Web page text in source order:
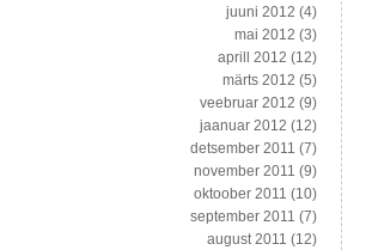
juuni 2012 (4)
mai 2012 (3)
aprill 2012 (12)
märts 2012 (5)
veebruar 2012 (9)
jaanuar 2012 (12)
detsember 2011 (7)
november 2011 (9)
oktoober 2011 (10)
september 2011 (7)
august 2011 (12)